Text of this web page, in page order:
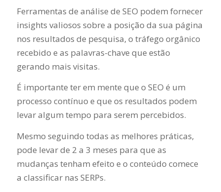
Ferramentas de análise de SEO podem fornecer
insights valiosos sobre a posição da sua página
nos resultados de pesquisa, o tráfego orgânico
recebido e as palavras-chave que estão
gerando mais visitas.
É importante ter em mente que o SEO é um
processo contínuo e que os resultados podem
levar algum tempo para serem percebidos.
Mesmo seguindo todas as melhores práticas,
pode levar de 2 a 3 meses para que as
mudanças tenham efeito e o conteúdo comece
a classificar nas SERPs.